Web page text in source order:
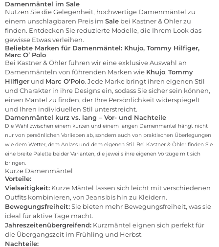
Damenmäntel im Sale
Nutzen Sie die Gelegenheit, hochwertige Damenmäntel zu
einem unschlagbaren Preis im Sale bei Kastner & Öhler zu
finden. Entdecken Sie reduzierte Modelle, die Ihrem Look das
gewisse Etwas verleihen.
Beliebte Marken für Damenmäntel: Khujo, Tommy Hilfiger,
Marc O’ Polo
Bei Kastner & Öhler führen wir eine exklusive Auswahl an
Damenmänteln von führenden Marken wie Khujo, Tommy
Hilfiger und Marc O’Polo. Jede Marke bringt ihren eigenen Stil
und Charakter in ihre Designs ein, sodass Sie sicher sein können,
einen Mantel zu finden, der Ihre Persönlichkeit widerspiegelt
und Ihren individuellen Stil unterstreicht.
Damenmäntel kurz vs. lang – Vor- und Nachteile
Die Wahl zwischen einem kurzen und einem langen Damenmantel hängt nicht
nur von persönlichen Vorlieben ab, sondern auch von praktischen Überlegungen
wie dem Wetter, dem Anlass und dem eigenen Stil. Bei Kastner & Öhler finden Sie
eine breite Palette beider Varianten, die jeweils ihre eigenen Vorzüge mit sich
bringen.
Kurze Damenmäntel
Vorteile:
Vielseitigkeit: Kurze Mäntel lassen sich leicht mit verschiedenen
Outfits kombinieren, von Jeans bis hin zu Kleidern.
Bewegungsfreiheit:Sie bieten mehr Bewegungsfreiheit, was sie
ideal für aktive Tage macht.
Jahreszeitenübergreifend: Kurzmäntel eignen sich perfekt für
die Übergangszeit im Frühling und Herbst.
Nachteile: